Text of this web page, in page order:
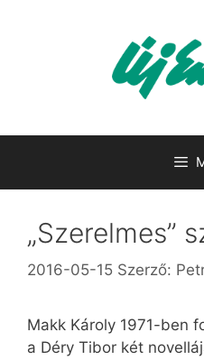
„Szerelmes”
2016-05-15 Szerző:
Makk Károly 1971-ben
a Déry Tibor két